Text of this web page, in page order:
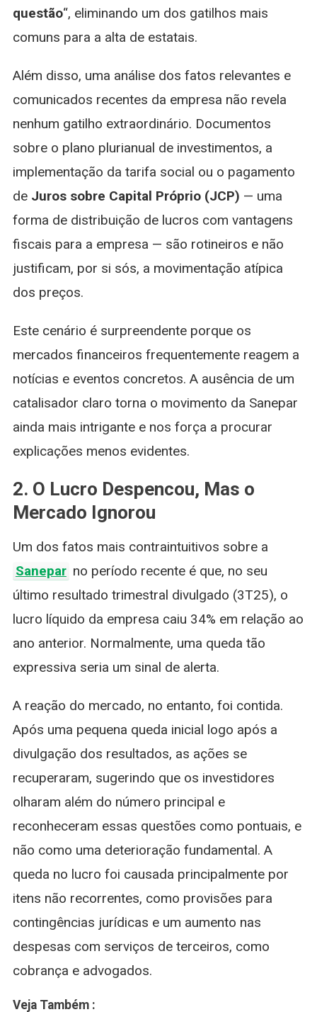
questão“, eliminando um dos gatilhos mais
comuns para a alta de estatais.
Além disso, uma análise dos fatos relevantes e
comunicados recentes da empresa não revela
nenhum gatilho extraordinário. Documentos
sobre o plano plurianual de investimentos, a
implementação da tarifa social ou o pagamento
de Juros sobre Capital Próprio (JCP) — uma
forma de distribuição de lucros com vantagens
fiscais para a empresa — são rotineiros e não
justificam, por si sós, a movimentação atípica
dos preços.
Este cenário é surpreendente porque os
mercados financeiros frequentemente reagem a
notícias e eventos concretos. A ausência de um
catalisador claro torna o movimento da Sanepar
ainda mais intrigante e nos força a procurar
explicações menos evidentes.
2. O Lucro Despencou, Mas o
Mercado Ignorou
Um dos fatos mais contraintuitivos sobre a
Sanepar no período recente é que, no seu
último resultado trimestral divulgado (3T25), o
lucro líquido da empresa caiu 34% em relação ao
ano anterior. Normalmente, uma queda tão
expressiva seria um sinal de alerta.
A reação do mercado, no entanto, foi contida.
Após uma pequena queda inicial logo após a
divulgação dos resultados, as ações se
recuperaram, sugerindo que os investidores
olharam além do número principal e
reconheceram essas questões como pontuais, e
não como uma deterioração fundamental. A
queda no lucro foi causada principalmente por
itens não recorrentes, como provisões para
contingências jurídicas e um aumento nas
despesas com serviços de terceiros, como
cobrança e advogados.
Veja Também :